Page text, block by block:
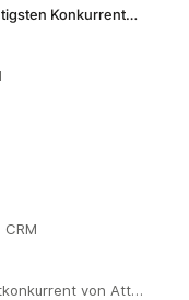
Konkurrenten
CRM
von Attio